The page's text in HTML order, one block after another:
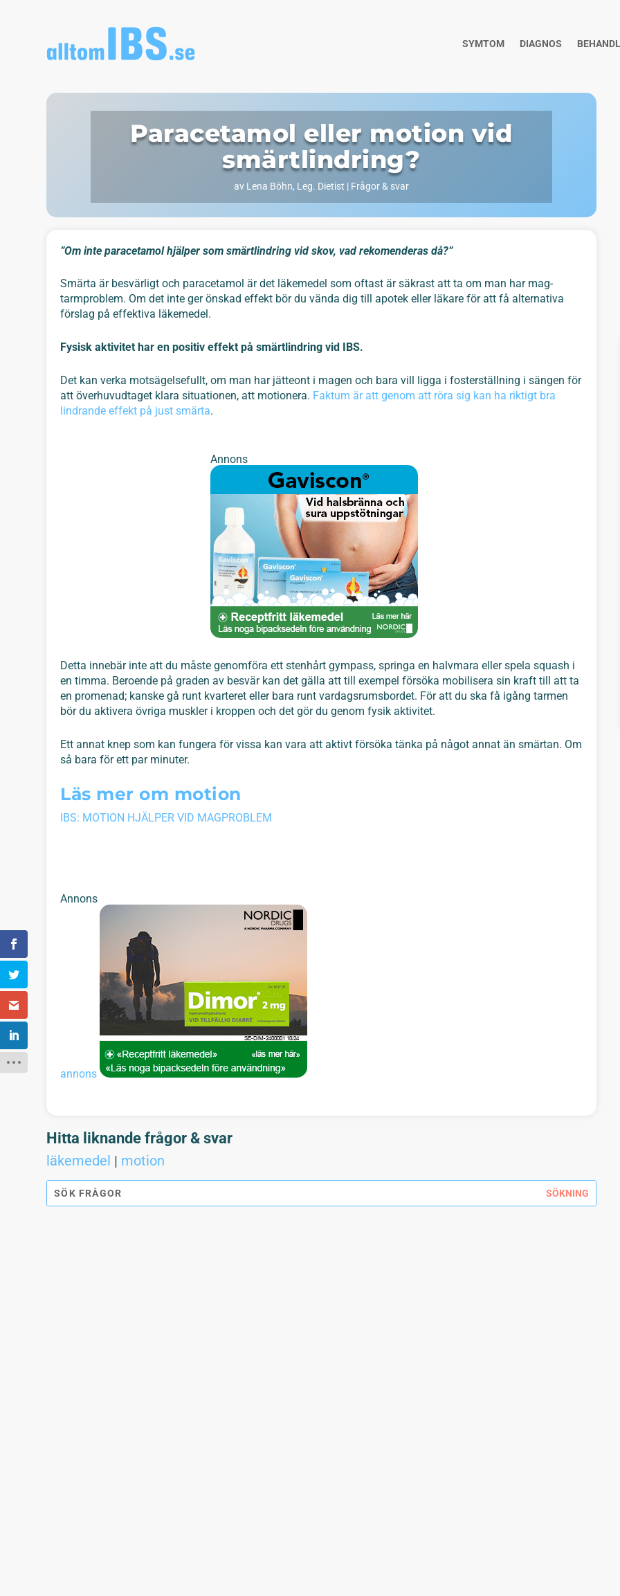
SYMTOM DIAGNOS
Paracetamol eller motion vid
smärtlindring?
av Lena Böhn, Leg. Dietist | Frågor & svar
”Om inte paracetamol hjälper som smärtlindring vid skov, vad rekomenderas då?”
Smärta är besvärligt och paracetamol är det läkemedel som oftast är säkrast att ta om man har mag-
tarmproblem. Om det inte ger önskad effekt bör du vända dig till apotek eller läkare för att få alternativa
förslag på effektiva läkemedel.
Fysisk aktivitet har en positiv effekt på smärtlindring vid IBS.
Det kan verka motsägelsefullt, om man har jätteont i magen och bara vill ligga i fosterställning i sängen för
att överhuvudtaget klara situationen, att motionera. Faktum är att genom att röra sig kan ha riktigt bra
lindrande effekt på just smärta.
Annons
Detta innebär inte att du måste genomföra ett stenhårt gympass, springa en halvmara eller spela squash i
en timma. Beroende på graden av besvär kan det gälla att till exempel försöka mobilisera sin kraft till att ta
en promenad; kanske gå runt kvarteret eller bara runt vardagsrumsbordet. För att du ska få igång tarmen
bör du aktivera övriga muskler i kroppen och det gör du genom fysik aktivitet.
Ett annat knep som kan fungera för vissa kan vara att aktivt försöka tänka på något annat än smärtan. Om
så bara för ett par minuter.
Läs mer om motion
IBS: MOTION HJÄLPER VID MAGPROBLEM
Annons
annons
Hitta liknande frågor & svar
läkemedel | motion